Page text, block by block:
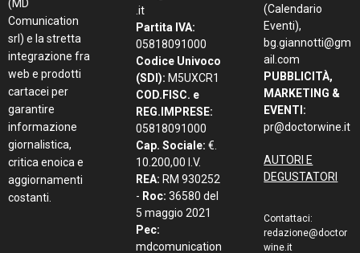
(MD
Comunication
srl) e la stretta
integrazione fra
web e prodotti
cartacei per
garantire
informazione
giornalistica,
critica enoica e
aggiornamenti
costanti.
.it
Partita IVA:
05818091000
Codice Univoco
(SDI): M5UXCR1
COD.FISC. e
REG.IMPRESE:
05818091000
Cap. Sociale: €.
10.200,00 I.V.
REA: RM 930252
- Roc: 36580 del
5 maggio 2021
Pec:
mdcomunication
(Calendario
Eventi),
bg.giannotti@gm
ail.com
PUBBLICITÀ,
MARKETING &
EVENTI:
pr@doctorwine.it
AUTORI E
DEGUSTATORI
Contattaci:
redazione@doctor
wine.it